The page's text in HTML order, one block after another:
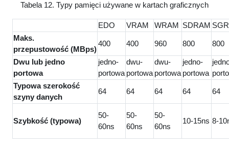
Tabela 12. Typy pamięci używane w kartach graficznych
EDO VRAM WRAM SDRAM
Maks.
przepustowość (MBps)
400 400 960 800 800
Dwu lub jedno
portowa
jedno-
portowa
dwu-
portowa
dwu-
portowa
jedno-
portowa
Typowa szerokość
szyny danych
64 64 64 64 64
Szybkość (typowa)
50-
60ns
50-
60ns
50-
60ns
10-15ns 8-